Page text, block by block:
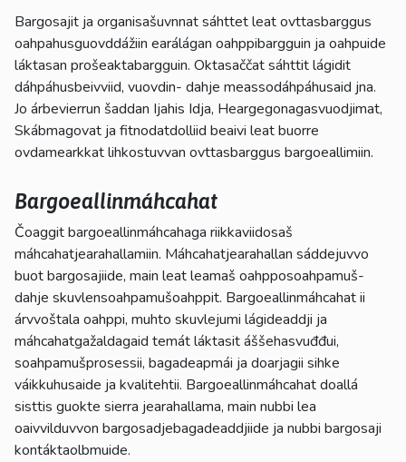
Bargosajit ja organisašuvnnat sáhttet leat ovttasbarggus
oahpahusguovddážiin earálágan oahppibargguin ja oahpuide
láktasan prošeaktabargguin. Oktasaččat sáhttit lágidit
dáhpáhusbeivviid, vuovdin- dahje meassodáhpáhusaid jna.
Jo árbevierrun šaddan Ijahis Idja, Heargegonagasvuodjimat,
Skábmagovat ja fitnodatdolliid beaivi leat buorre
ovdamearkkat lihkostuvvan ovttasbarggus bargoeallimiin.
Bargoeallinmáhcahat
Čoaggit bargoeallinmáhcahaga riikkaviidosaš
máhcahatjearahallamiin. Máhcahatjearahallan sáddejuvvo
buot bargosajiide, main leat leamaš oahpposoahpamuš-
dahje skuvlensoahpamušoahppit. Bargoeallinmáhcahat ii
árvvoštala oahppi, muhto skuvlejumi lágideaddji ja
máhcahatgažaldagaid temát láktasit áššehasvuđđui,
soahpamušprosessii, bagadeapmái ja doarjagii sihke
váikkuhusaide ja kvalitehtii. Bargoeallinmáhcahat doallá
sisttis guokte sierra jearahallama, main nubbi lea
oaivvilduvvon bargosadjebagadeaddjiide ja nubbi bargosaji
kontáktaolbmuide.